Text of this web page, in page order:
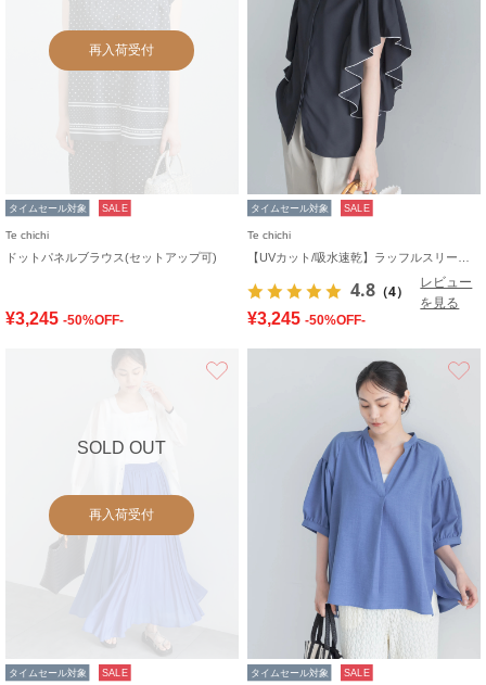
再入荷受付
タイムセール対象 SALE
Te chichi
ドットパネルブラウス(セットアップ可)
¥3,245 -50%OFF-
タイムセール対象 SALE
Te chichi
4.8 （4）
レビュー
を見る
¥3,245 -50%OFF-
SOLD OUT
再入荷受付
タイムセール対象 SALE タイムセール対象 SALE